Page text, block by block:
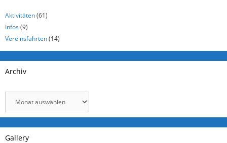
Aktivitäten(61)
Infos(9)
Vereinsfahrten(14)
Archiv
Gallery